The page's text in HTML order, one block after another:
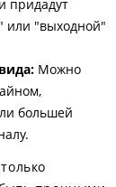
придадут
или "выходной"
Можно
большей